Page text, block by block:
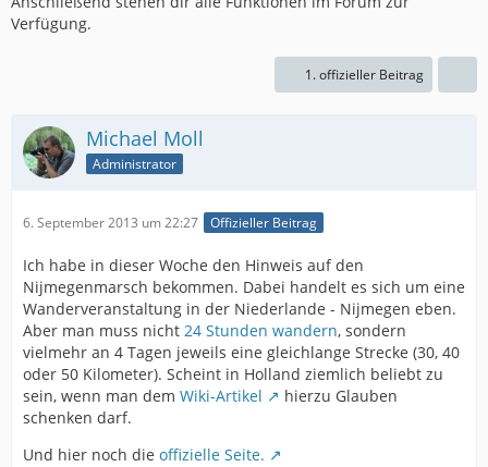
Verfügung.
1. offizieller Beitrag
Michael Moll
Administrator
6. September 2013 um 22:27 Offizieller Beitrag
Ich habe in dieser Woche den Hinweis auf den
Nijmegenmarsch bekommen. Dabei handelt es sich um eine
Wanderveranstaltung in der Niederlande - Nijmegen eben.
Aber man muss nicht 24 Stunden wandern, sondern
vielmehr an 4 Tagen jeweils eine gleichlange Strecke (30, 40
oder 50 Kilometer). Scheint in Holland ziemlich beliebt zu
sein, wenn man dem Wiki-Artikel
hierzu Glauben
schenken darf.
Und hier noch die offizielle Seite.